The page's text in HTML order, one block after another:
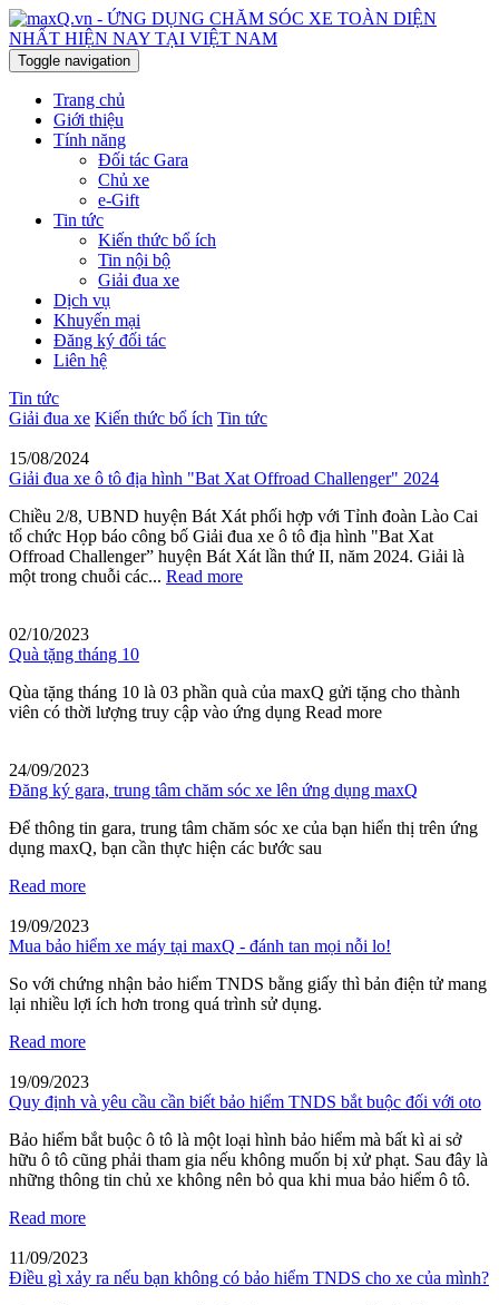
Toggle navigation
Trang chủ
Giới thiệu
Tính năng
Đối tác Gara
Chủ xe
e-Gift
Tin tức
Kiến thức bổ ích
Tin nội bộ
Giải đua xe
Dịch vụ
Khuyến mại
Đăng ký đối tác
Liên hệ
Tin tức
Giải đua xe Kiến thức bổ ích Tin tức
15/08/2024
Giải đua xe ô tô địa hình "Bat Xat Offroad Challenger" 2024
Chiều 2/8, UBND huyện Bát Xát phối hợp với Tỉnh đoàn Lào Cai
tổ chức Họp báo công bố Giải đua xe ô tô địa hình "Bat Xat
Offroad Challenger” huyện Bát Xát lần thứ II, năm 2024. Giải là
một trong chuỗi các... Read more
02/10/2023
Quà tặng tháng 10
Qùa tặng tháng 10 là 03 phần quà của maxQ gửi tặng cho thành
viên có thời lượng truy cập vào ứng dụng Read more
24/09/2023
Đăng ký gara, trung tâm chăm sóc xe lên ứng dụng maxQ
Để thông tin gara, trung tâm chăm sóc xe của bạn hiển thị trên ứng
dụng maxQ, bạn cần thực hiện các bước sau
Read more
19/09/2023
Mua bảo hiểm xe máy tại maxQ - đánh tan mọi nỗi lo!
So với chứng nhận bảo hiểm TNDS bằng giấy thì bản điện tử mang
lại nhiều lợi ích hơn trong quá trình sử dụng.
Read more
19/09/2023
Quy định và yêu cầu cần biết bảo hiểm TNDS bắt buộc đối với oto
Bảo hiểm bắt buộc ô tô là một loại hình bảo hiểm mà bất kì ai sở
hữu ô tô cũng phải tham gia nếu không muốn bị xử phạt. Sau đây là
những thông tin chủ xe không nên bỏ qua khi mua bảo hiểm ô tô.
Read more
11/09/2023
Điều gì xảy ra nếu bạn không có bảo hiểm TNDS cho xe của mình?